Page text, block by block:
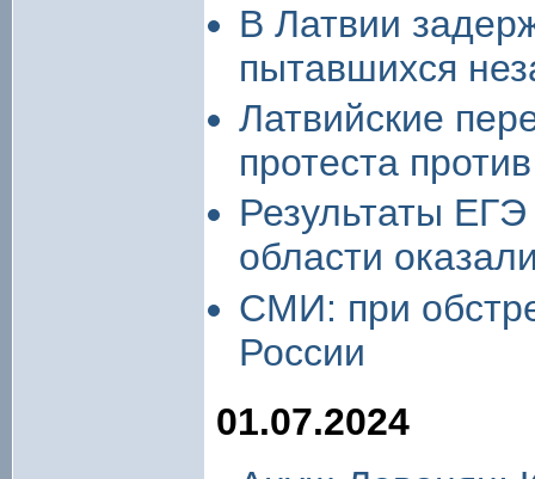
В Латвии
пытавшихся
Латвийские
протеста
Результаты
области
СМИ: при
России
01.07.2024